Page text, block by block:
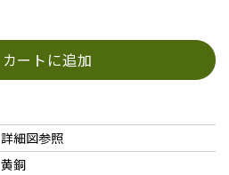
カートに追加
詳細図参照
黄銅